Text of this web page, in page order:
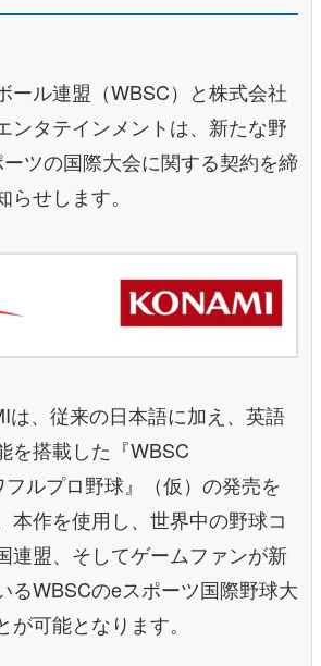
ール連盟（WBSC）と株式会社
ンタテインメントは、新たな野
ツの国際大会に関する契約を締
せします。
は、従来の日本語に加え、英語
を搭載した『WBSC
ルプロ野球』（仮）の発売を
本作を使用し、世界中の野球コ
連盟、そしてゲームファンが新
るWBSCのeスポーツ国際野球大
可能となります。